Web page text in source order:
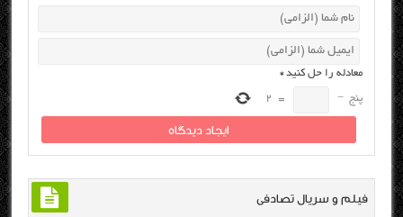
معادله را حل کنید*
پنج −
=
2
فیلم و سریال تصادفی